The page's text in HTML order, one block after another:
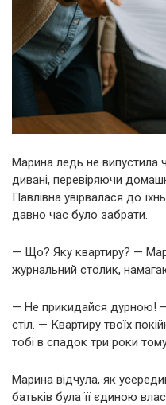
Марина ледь не випустила
дивані, перевіряючи
Павлівна увірвалася до
давно час було забрати.
— Що? Яку квартиру? —
журнальний столик,
— Не прикидайся дурною!
стіл. — Квартиру твоїх
тобі в спадок три роки
Марина відчула, як
батьків була її єдиною